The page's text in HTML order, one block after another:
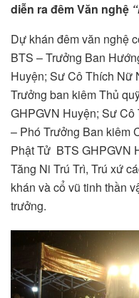
diễn ra đêm Văn nghệ
Dự khán đêm văn nghệ
BTS – Trưởng Ban
Huyện; Sư Cô Thích Nữ
Trưởng ban kiêm Thủ
GHPGVN Huyện; Sư
– Phó Trưởng Ban kiêm
Phật Tử BTS GHPGVN
Tăng Ni Trú Trì, Trú xứ
khán và cổ vũ tinh thần
trưởng.